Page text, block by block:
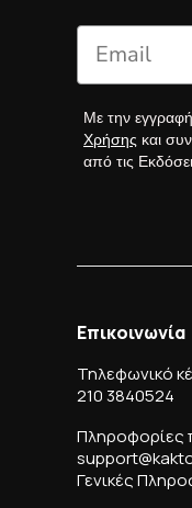
Με την
Χρήσης και
από τις
Επικοινωνία
Τηλεφωνικό
210 3840524
Πληροφορίες
Γενικές